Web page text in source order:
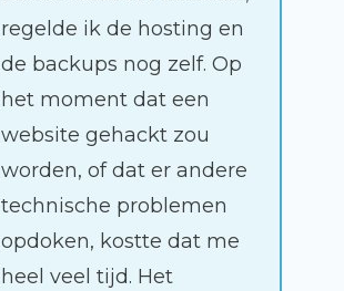
regelde ik de hosting en
de backups nog zelf. Op
het moment dat een
website gehackt zou
worden, of dat er andere
technische problemen
opdoken, kostte dat me
heel veel tijd. Het